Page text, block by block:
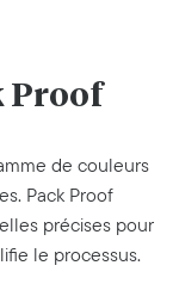
Proof
de couleurs
Pack Proof
précises pour
le processus.